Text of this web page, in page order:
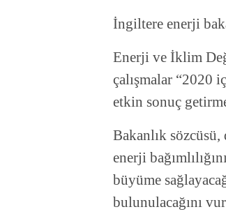
İngiltere enerji
Enerji ve İklim
çalışmalar “2020
etkin sonuç
Bakanlık
enerji
büyüme
bulunulacağını